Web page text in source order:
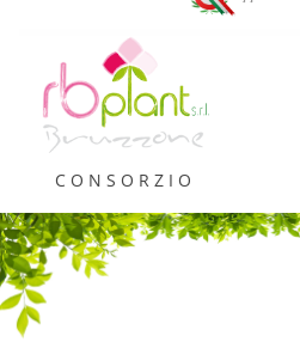
CONSORZIO